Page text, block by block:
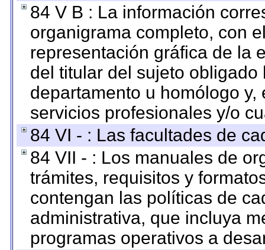
84 V B : La información
organigrama completo, con
representación gráfica de la
del titular del sujeto
departamento u homólogo
servicios profesionales y/o
84 VI - : Las facultades de
84 VII - : Los manuales de
trámites, requisitos y
contengan las políticas de
administrativa, que incluya
programas operativos a